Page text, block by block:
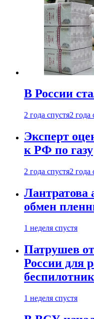
В России
2 года спустя2 года
Эксперт
к РФ по газу
2 года спустя2 года
Лантратова
обмен
1 неделя спустя
Патрушев
России для
1 неделя спустя